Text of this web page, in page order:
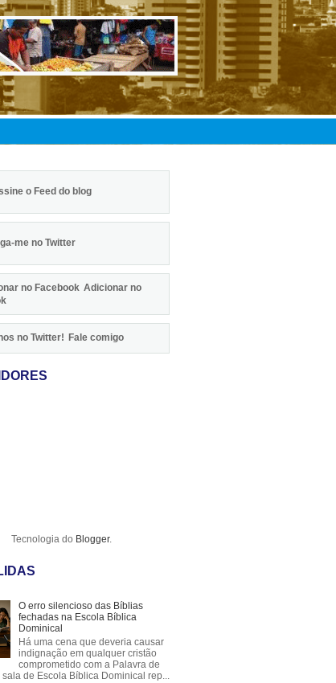
o Feed do blog
me no Twitter
Adicionar no
Fale comigo
Tecnologia do Blogger.
O erro silencioso das Bíblias
fechadas na Escola Bíblica
Dominical
Há uma cena que deveria causar
indignação em qualquer cristão
comprometido com a Palavra de
de Escola Bíblica Dominical rep...